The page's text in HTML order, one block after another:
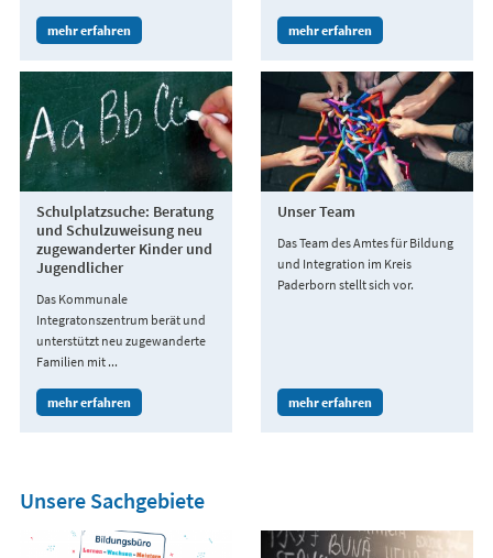
mehr erfahren mehr erfahren
Schulplatzsuche: Beratung
und Schulzuweisung neu
zugewanderter Kinder und
Jugendlicher
Das Kommunale
Integratonszentrum berät und
unterstützt neu zugewanderte
Familien mit ...
mehr erfahren
Unser Team
Das Team des Amtes für Bildung
und Integration im Kreis
Paderborn stellt sich vor.
mehr erfahren
Unsere Sachgebiete